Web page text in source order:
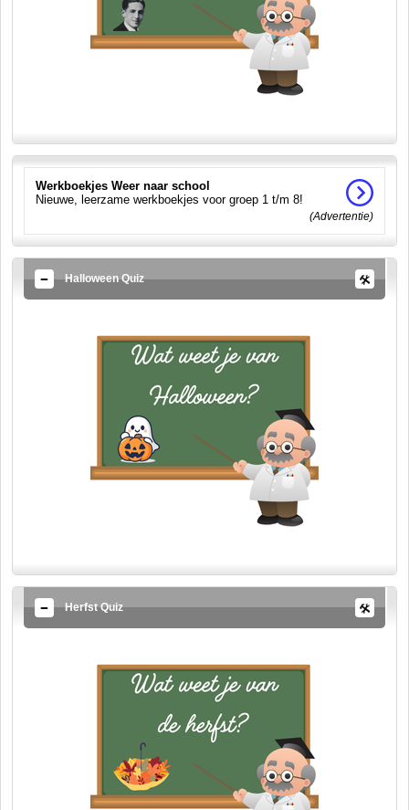
Werkboekjes Weer naar school
Nieuwe, leerzame werkboekjes voor groep 1 t/m 8!
(Advertentie)
Halloween Quiz
Herfst Quiz